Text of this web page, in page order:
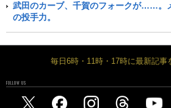
武田のカーブ、千賀のフォークが……。
の投手力。
毎日6時・11時・17時に最新記事
FOLLOW US